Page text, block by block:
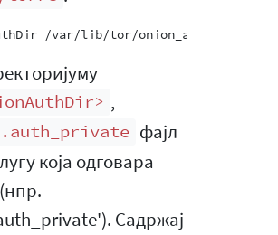
,
.auth_private фајл
која одговара
Садржај